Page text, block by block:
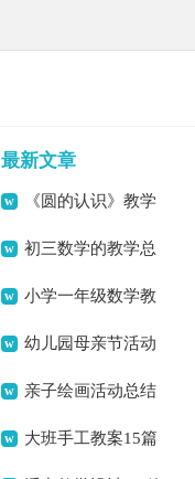
最新文章
《圆的认识》教学
设计初三数学的教学总
结 小学一年级数学教
学总结幼儿园母亲节活动
总结(15篇)
亲子绘画活动总结
大班手工教案15篇